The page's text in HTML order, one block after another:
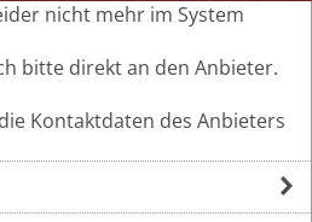
nicht mehr im System
bitte direkt an den Anbieter.
Kontaktdaten des Anbieters